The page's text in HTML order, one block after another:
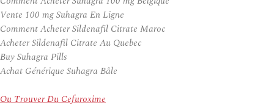
Vente 100 mg Suhagra En Ligne
Comment Acheter Sildenafil Citrate Maroc
Acheter Sildenafil Citrate Au Quebec
Buy Suhagra Pills
Achat Générique Suhagra Bâle
Ou Trouver Du Cefuroxime